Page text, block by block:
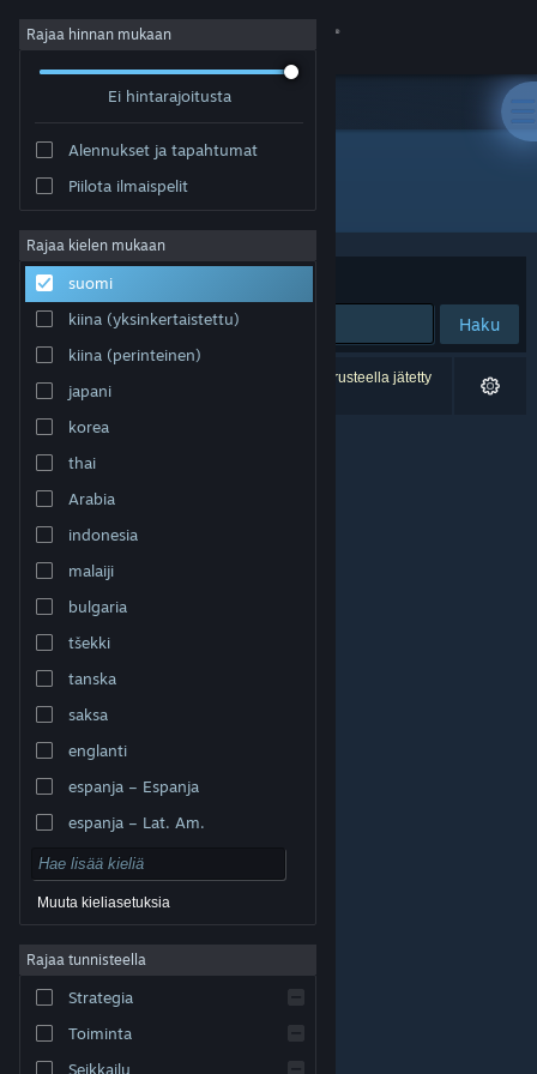
Kirjaudu sisään
Tietoa
Tuki
Vaihda kieli
Hanki Steam-mobiilisovellus
Näytä työpöytäsivusto
© Valve Corporation. Kaikki oikeudet pidätetään. Kaikki
Yhdysvalloissa ja kaikkialla maailmassa.
Helppokäyttötoiminnot
Hyvitykset|Evästeet
Rajaa hinnan mukaan
Ei hintarajoitusta
Alennukset ja tapahtumat
Piilota ilmaispelit
Rajaa kielen mukaan
suomi
kiina (yksinkertaistettu)
kiina (perinteinen)
japani
korea
thai
Arabia
indonesia
malaiji
bulgaria
tšekki
tanska
saksa
englanti
espanja – Espanja
espanja – Lat. Am.
Muuta kieliasetuksia
Rajaa tunnisteella
Strategia
Toiminta
Seikkailu
Kehittäjä: 众妙之门工作室
Järjestelyperuste
Haku
0 tulosta vastaa hakuasi. 1 peli on asetustesi perusteella jätetty
pois.